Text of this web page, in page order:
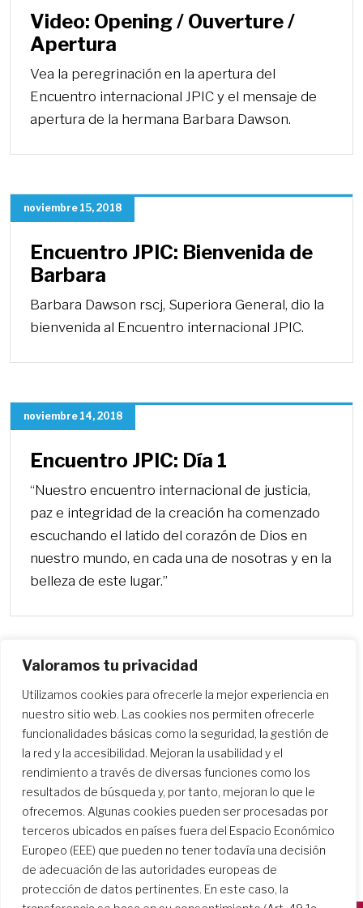
Valoramos tu privacidad
Utilizamos cookies para ofrecerle la mejor experiencia en
nuestro sitio web. Las cookies nos permiten ofrecerle
funcionalidades básicas como la seguridad, la gestión de
la red y la accesibilidad. Mejoran la usabilidad y el
rendimiento a través de diversas funciones como los
resultados de búsqueda y, por tanto, mejoran lo que le
ofrecemos. Algunas cookies pueden ser procesadas por
terceros ubicados en países fuera del Espacio Económico
Europeo (EEE) que pueden no tener todavía una decisión
de adecuación de las autoridades europeas de
protección de datos pertinentes. En este caso, la
Video: Opening / Ouverture /
Apertura
Vea la peregrinación en la apertura del
Encuentro internacional JPIC y el mensaje de
apertura de la hermana Barbara Dawson.
noviembre 15, 2018
Encuentro JPIC: Bienvenida de
Barbara
Barbara Dawson rscj, Superiora General, dio la
bienvenida al Encuentro internacional JPIC.
noviembre 14, 2018
Encuentro JPIC: Día 1
“Nuestro encuentro internacional de justicia,
paz e integridad de la creación ha comenzado
escuchando el latido del corazón de Dios en
nuestro mundo, en cada una de nosotras y en la
belleza de este lugar.”
Anterior Más